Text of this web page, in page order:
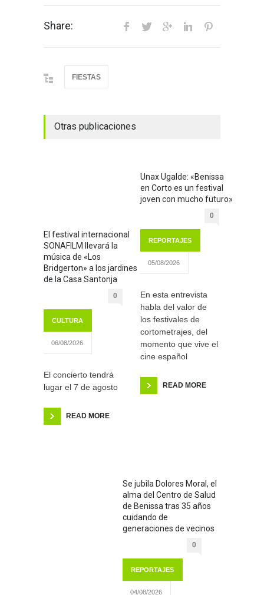
Share:
FIESTAS
Otras publicaciones
El festival internacional
SONAFILM llevará la
música de «Los
Bridgerton» a los jardines
de la Casa Santonja
0
CULTURA
06/08/2026
El concierto tendrá
lugar el 7 de agosto
READ MORE
Unax Ugalde: «Benissa
en Corto es un festival
joven con mucho futuro»
0
REPORTAJES
05/08/2026
En esta entrevista
habla del valor de
los festivales de
cortometrajes, del
momento que vive el
cine español
READ MORE
Se jubila Dolores Moral, el
alma del Centro de Salud
de Benissa tras 35 años
cuidando de
generaciones de vecinos
0
REPORTAJES
04/08/2026